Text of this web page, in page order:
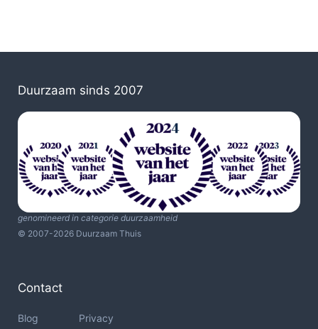
Duurzaam sinds 2007
genomineerd in categorie duurzaamheid
© 2007-2026 Duurzaam Thuis
Contact
Blog
Privacy